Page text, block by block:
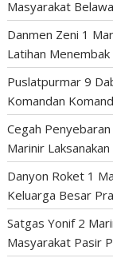
Masyarakat
Danmen Zeni 1
Latihan
Puslatpurmar 9
Komandan
Cegah
Marinir
Danyon Roket 1
Keluarga Besar
Satgas Yonif 2
Masyarakat Pasir